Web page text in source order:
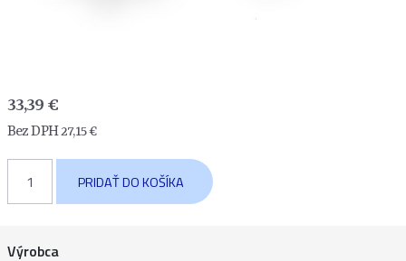
33,39 €
Bez DPH27,15€
Náušnice
drôtené
väčšie
PRIDAŤ DO KOŠÍKA
Výrobca